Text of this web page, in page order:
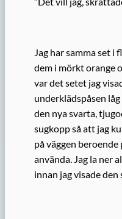
Jag har samma set i
dem i mörkt orange
var det setet jag
underklädspåsen
den nya svarta,
sugkopp så att jag
på väggen
använda. Jag la ner
innan jag visade den